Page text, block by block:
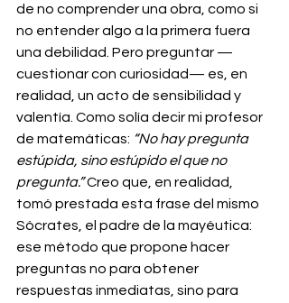
de no comprender una obra, como si
no entender algo a la primera fuera
una debilidad. Pero preguntar —
cuestionar con curiosidad— es, en
realidad, un acto de sensibilidad y
valentía. Como solía decir mi profesor
de matemáticas: “No hay pregunta
estúpida, sino estúpido el que no
pregunta.” Creo que, en realidad,
tomó prestada esta frase del mismo
Sócrates, el padre de la mayéutica:
ese método que propone hacer
preguntas no para obtener
respuestas inmediatas, sino para